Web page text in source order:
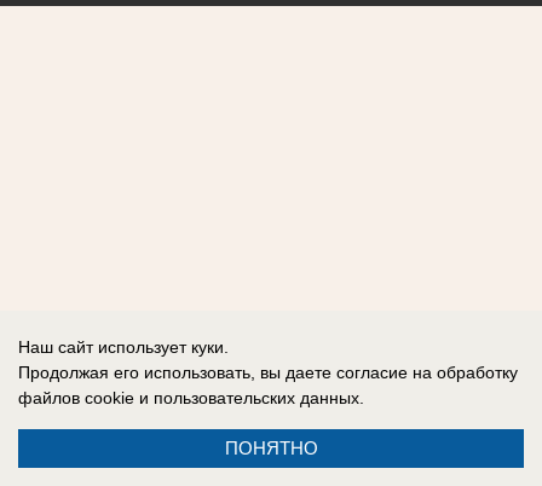
Наш сайт использует куки.
Продолжая его использовать, вы даете согласие на обработку
файлов cookie и пользовательских данных.
ПОНЯТНО